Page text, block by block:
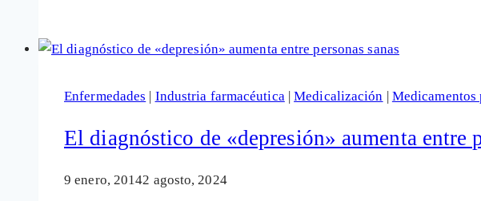
una
humana
las
píldoras
de
Enfermedades Industria farmacéutica|Medicalización Medicamentos
El diagnóstico de «depresión» aumenta entre
9 enero, 20142 agosto, 2024